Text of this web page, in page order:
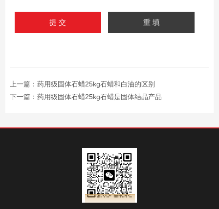
上一篇： 药用级固体石蜡25kg石蜡和白油的区别
下一篇： 药用级固体石蜡25kg石蜡是固体结晶产品